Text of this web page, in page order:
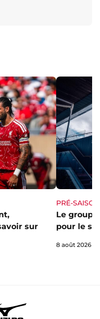
sur
PRÉ-SAISON
Le groupe
pour le
8 août 2026